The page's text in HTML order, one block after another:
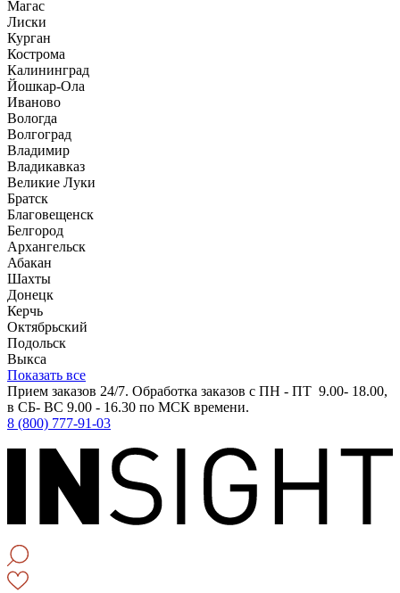
Магас
Лиски
Курган
Кострома
Калининград
Йошкар-Ола
Иваново
Вологда
Волгоград
Владимир
Владикавказ
Великие Луки
Братск
Благовещенск
Белгород
Архангельск
Абакан
Шахты
Донецк
Керчь
Октябрьский
Подольск
Выкса
Показать все
Прием заказов 24/7. Обработка заказов с ПН - ПТ 9.00- 18.00,
в СБ- ВС 9.00 - 16.30 по МСК времени.
8 (800) 777-91-03